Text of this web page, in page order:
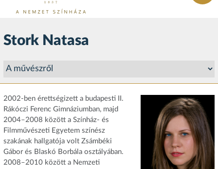
Stork Natasa
2002-ben érettségizett a budapesti II.
Rákóczi Ferenc Gimnáziumban, majd
2004–2008 között a Színház- és
Filmművészeti Egyetem színész
szakának hallgatója volt Zsámbéki
Gábor és Blaskó Borbála osztályában.
2008–2010 között a Nemzeti